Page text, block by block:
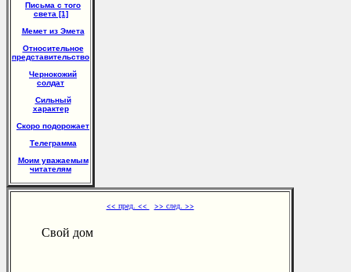
Письма с того
света [1]
Мемет из Эмета
Относительное
представительство
Чернокожий
солдат
Сильный
характер
Скоро подорожает
Телеграмма
Моим уважаемым
читателям
<< пред. << >> след. >>
Свой дом